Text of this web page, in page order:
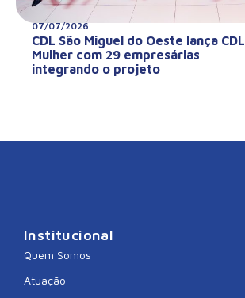
07/07/2026
CDL São Miguel do Oeste lança CDL
Mulher com 29 empresárias
integrando o projeto
Institucional
Quem Somos
Atuação